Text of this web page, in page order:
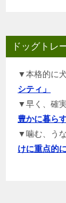
ドッグトレ
▼本格的に
シティ」
▼早く、確
豊かに暮ら
▼噛む、う
けに重点的